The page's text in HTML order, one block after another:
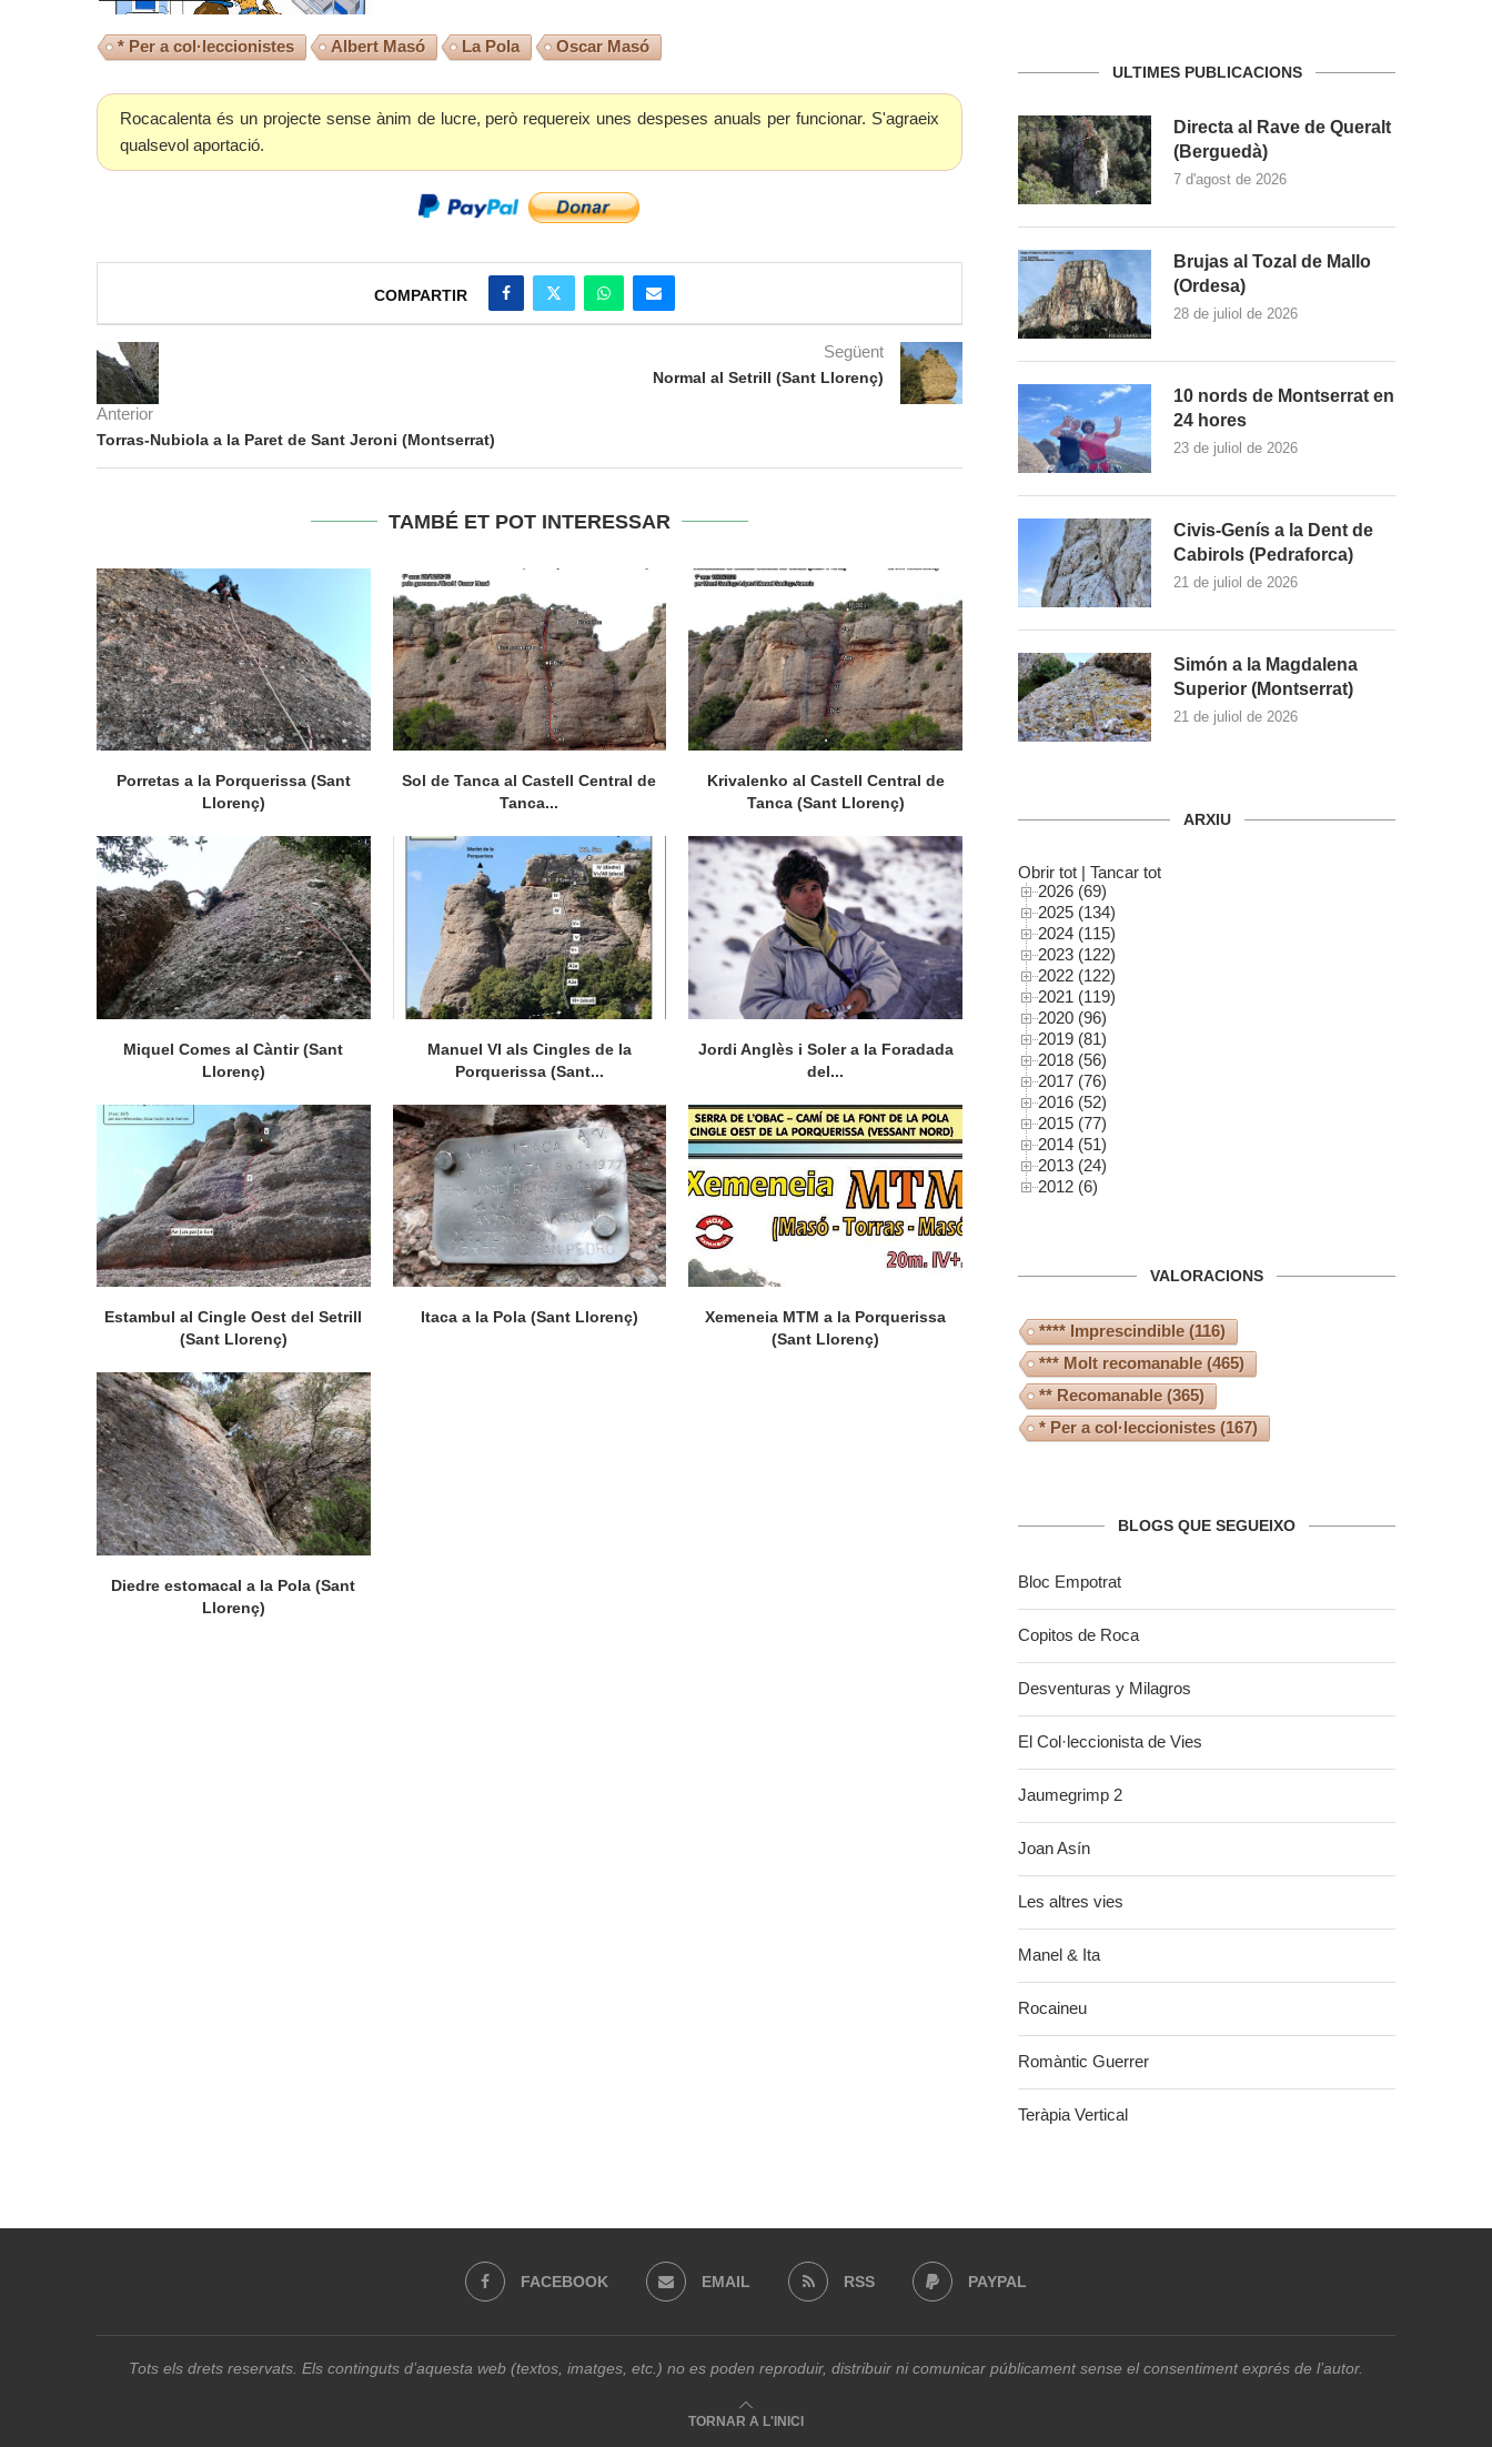
* Per a col·leccionistes Albert Masó La Pola Oscar Masó
Rocacalenta és un projecte sense ànim de lucre, però requereix unes despeses anuals per funcionar. S'agraeix
qualsevol aportació.
COMPARTIR
Anterior
Torras-Nubiola a la Paret de Sant Jeroni (Montserrat)
Següent
Normal al Setrill (Sant Llorenç)
TAMBÉ ET POT INTERESSAR
Porretas a la Porquerissa (Sant
Llorenç)
Sol de Tanca al Castell Central de
Tanca...
Krivalenko al Castell Central de
Tanca (Sant Llorenç)
Miquel Comes al Càntir (Sant
Llorenç)
Manuel VI als Cingles de la
Porquerissa (Sant...
Jordi Anglès i Soler a la Foradada
del...
Estambul al Cingle Oest del Setrill
(Sant Llorenç)
Itaca a la Pola (Sant Llorenç)
Xemeneia MTM a la Porquerissa
(Sant Llorenç)
Diedre estomacal a la Pola (Sant
Llorenç)
ULTIMES PUBLICACIONS
Directa al Rave de Queralt
(Berguedà)
7 d'agost de 2026
Brujas al Tozal de Mallo
(Ordesa)
28 de juliol de 2026
10 nords de Montserrat en
24 hores
23 de juliol de 2026
Civis-Genís a la Dent de
Cabirols (Pedraforca)
21 de juliol de 2026
Simón a la Magdalena
Superior (Montserrat)
21 de juliol de 2026
ARXIU
Obrir tot | Tancar tot
2026 (69)
2025 (134)
2024 (115)
2023 (122)
2022 (122)
2021 (119)
2020 (96)
2019 (81)
2018 (56)
2017 (76)
2016 (52)
2015 (77)
2014 (51)
2013 (24)
2012 (6)
VALORACIONS
**** Imprescindible(116)
*** Molt recomanable(465)
** Recomanable(365)
* Per a col·leccionistes (167)
BLOGS QUE SEGUEIXO
Bloc Empotrat
Copitos de Roca
Desventuras y Milagros
El Col·leccionista de Vies
Jaumegrimp 2
Joan Asín
Les altres vies
Manel & Ita
Rocaineu
Romàntic Guerrer
Teràpia Vertical
FACEBOOK EMAIL RSS PAYPAL
Tots els drets reservats. Els continguts d’aquesta web (textos, imatges, etc.) no es poden reproduir, distribuir ni comunicar públicament sense el consentiment exprés de l’autor.
TORNAR A L'INICI